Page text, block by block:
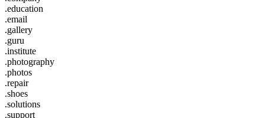
.education
.email
.gallery
.guru
.institute
.photography
.photos
.repair
.shoes
.solutions
.support